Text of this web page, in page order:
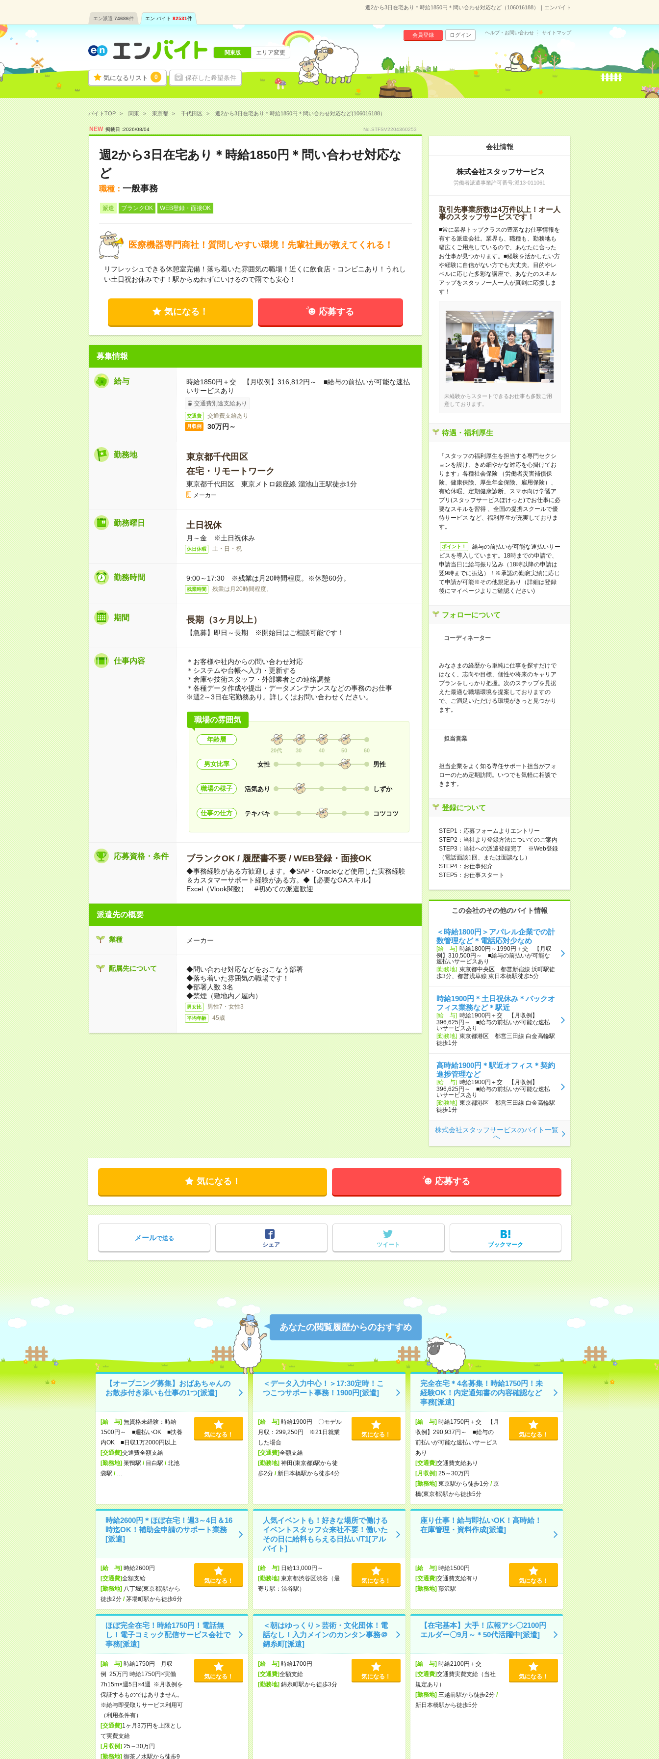
週2から3日在宅あり＊時給1850円＊問い合わせ対応など（106016188）｜エンバイト
エン派遣 74686件 エン バイト 82531件
気になるリスト 0 保存した希望条件
会員登録 ログイン ヘルプ・お問い合わせ サイトマップ
関東版 エリア変更
バイトTOP 関東 東京都 千代田区 週2から3日在宅あり＊時給1850円＊問い合わせ対応など(106016188）
NEW 掲載日 :2026/08/04 No.STFSV2204360253
週2から3日在宅あり＊時給1850円＊問い合わせ対応な
ど
職種： 一般事務
派遣 ブランクOK WEB登録・面接OK
医療機器専門商社！質問しやすい環境！先輩社員が教えてくれる！
リフレッシュできる休憩室完備！落ち着いた雰囲気の職場！近くに飲食店・コンビニあり！うれし
い土日祝お休みです！駅からぬれずにいけるので雨でも安心！
気になる！ 応募する
募集情報
給与
時給1850円＋交 【月収例】316,812円～ ■給与の前払いが可能な速払
いサービスあり
交通費別途支給あり
交通費 交通費支給あり
月収例 30万円～
勤務地
東京都千代田区
在宅・リモートワーク
東京都千代田区 東京メトロ銀座線 溜池山王駅徒歩1分
メーカー
勤務曜日 土日祝休
月～金 ※土日祝休み
休日休暇 土・日・祝
勤務時間 9:00～17:30 ※残業は月20時間程度。※休憩60分。
残業時間 残業は月20時間程度。
期間 長期（3ヶ月以上）
【急募】即日～長期 ※開始日はご相談可能です！
仕事内容
＊お客様や社内からの問い合わせ対応
＊システムや台帳へ入力・更新する
＊倉庫や技術スタッフ・外部業者との連絡調整
＊各種データ作成や提出・データメンテナンスなどの事務のお仕事
※週2～3日在宅勤務あり。詳しくはお問い合わせください。
職場の雰囲気
年齢層
20代 30 40 50 60
男女比率 女性 男性
職場の様子 活気あり しずか
仕事の仕方 テキパキ コツコツ
応募資格・条件 ブランクOK / 履歴書不要 / WEB登録・面接OK
◆事務経験がある方歓迎します。◆SAP・Oracleなど使用した実務経験
＆カスタマーサポート経験がある方。◆【必要なOAスキル】
Excel（Vlook関数） #初めての派遣歓迎
派遣先の概要
業種 メーカー
配属先について
◆問い合わせ対応などをおこなう部署
◆落ち着いた雰囲気の職場です！
◆部署人数 3名
◆禁煙（敷地内／屋内）
男女比 男性7・女性3
平均年齢 45歳
会社情報
株式会社スタッフサービス
労働者派遣事業許可番号:派13-011061
取引先事業所数は4万件以上！オー人
事のスタッフサービスです！
■常に業界トップクラスの豊富なお仕事情報を
有する派遣会社。業界も、職種も、勤務地も
幅広くご用意しているので、あなたに合った
お仕事が見つかります。■経験を活かしたい方
や経験に自信がない方でも大丈夫。目的やレ
ベルに応じた多彩な講座で、あなたのスキル
アップをスタッフ一人一人が真剣に応援しま
す！
未経験からスタートできるお仕事も多数ご用
意しております。
待遇・福利厚生
「スタッフの福利厚生を担当する専門セクシ
ョンを設け、きめ細やかな対応を心掛けてお
ります」各種社会保険 （労働者災害補償保
険、健康保険、厚生年金保険、雇用保険）、
有給休暇、定期健康診断、スマホ向け学習ア
プリ(スタッフサービスぽけっと)でお仕事に必
要なスキルを習得 、全国の提携スクールで優
待サービス など、福利厚生が充実しておりま
す。
ポイント！
給与の前払いが可能な速払いサー
ビスを導入しています。18時までの申請で、
申請当日に給与振り込み（18時以降の申請は
翌9時までに振込）！※承認の勤怠実績に応じ
て申請が可能※その他規定あり（詳細は登録
後にマイページよりご確認ください)
フォローについて
コーディネーター
みなさまの経歴から単純に仕事を探すだけで
はなく、志向や目標、個性や将来のキャリア
プランをしっかり把握。次のステップを見据
えた最適な職場環境を提案しておりますの
で、ご満足いただける環境がきっと見つかり
ます。
担当営業
担当企業をよく知る専任サポート担当がフォ
ローのため定期訪問。いつでも気軽に相談で
きます。
登録について
STEP1：応募フォームよりエントリー
STEP2：当社より登録方法についてのご案内
STEP3：当社への派遣登録完了 ※Web登録
（電話面談1回、または面談なし）
STEP4：お仕事紹介
STEP5：お仕事スタート
この会社のその他のバイト情報
＜時給1800円＞アパレル企業での計
数管理など＊電話応対少なめ
[給 与] 時給1800円～1990円＋交 【月収
例】310,500円～ ■給与の前払いが可能な
速払いサービスあり
[勤務地] 東京都中央区 都営新宿線 浜町駅徒
歩3分、都営浅草線 東日本橋駅徒歩5分
時給1900円＊土日祝休み＊バックオ
フィス業務など＊駅近
[給 与] 時給1900円＋交 【月収例】
396,625円～ ■給与の前払いが可能な速払
いサービスあり
[勤務地] 東京都港区 都営三田線 白金高輪駅
徒歩1分
高時給1900円＊駅近オフィス＊契約
進捗管理など
[給 与] 時給1900円＋交 【月収例】
396,625円～ ■給与の前払いが可能な速払
いサービスあり
[勤務地] 東京都港区 都営三田線 白金高輪駅
徒歩1分
株式会社スタッフサービスのバイト一覧
へ
気になる！ 応募する
メールで送る
シェア
ツイート ブックマーク
あなたの閲覧履歴からのおすすめ
【オープニング募集】おばあちゃんの
お散歩付き添いも仕事の1つ[派遣]
[給 与]無資格未経験：時給
1500円～ ■週払いOK ■扶養
内OK ■日収1万2000円以上
[交通費]交通費全額支給
[勤務地]巣鴨駅 / 目白駅 /北池
袋駅 /
気になる！
＜データ入力中心！＞17:30定時！こ
つこつサポート事務！1900円[派遣]
[給 与]時給1900円 〇モデル
月収：299,250円 ※21日就業
した場合
[交通費]全額支給
[勤務地]神田(東京都)駅から徒
歩2分/新日本橋駅から徒歩4分
気になる！
完全在宅＊4名募集！時給1750円！未
経験OK！内定通知書の内容確認など
事務[派遣]
[給 与]時給1750円＋交 【月
収例】290,937円～ ■給与の
前払いが可能な速払いサービス
あり
[交通費]交通費支給あり
[月収例]25～30万円
[勤務地]東京駅から徒歩1分/京
橋(東京都)駅から徒歩5分
気になる！
時給2600円＊ほぼ在宅！週3～4日＆16
時迄OK！補助金申請のサポート業務
[派遣]
[給 与]時給2600円
[交通費]全額支給
[勤務地]八丁堀(東京都)駅から
徒歩2分/茅場町駅から徒歩6分
気になる！
人気イベントも！好きな場所で働ける
イベントスタッフ☆来社不要！働いた
その日に給料もらえる日払い/T1[アル
バイト]
[給 与]日給13,000円～
[勤務地]東京都渋谷区渋谷（最
寄り駅：渋谷駅）
気になる！
座り仕事！給与即払いOK！高時給！
在庫管理・資料作成[派遣]
[給 与]時給1500円
[交通費]交通費支給有り
[勤務地]藤沢駅
気になる！
ほぼ完全在宅！時給1750円！電話無
し！電子コミック配信サービス会社で
事務[派遣]
[給 与]時給1750円 月収
例 25万円 時給1750円×実働
7h15m×週5日×4週 ※月収例を
保証するものではありません。
※給与即受取りサービス利用可
（利用条件有）
[交通費]1ヶ月3万円を上限とし
て実費支給
[月収例]25～30万円
[勤務地]御茶ノ水駅から徒歩9
気になる！
＜朝はゆっくり＞芸術・文化団体！電
話なし！入力メインのカンタン事務＠
錦糸町[派遣]
[給 与]時給1700円
[交通費]全額支給
[勤務地]錦糸町駅から徒歩3分
気になる！
【在宅基本】大手！広報アシ〇2100円
エルダー〇9月～＊50代活躍中[派遣]
[給 与]時給2100円＋交
[交通費]交通費実費支給（当社
規定あり）
[勤務地]三越前駅から徒歩2分/
新日本橋駅から徒歩5分
気になる！